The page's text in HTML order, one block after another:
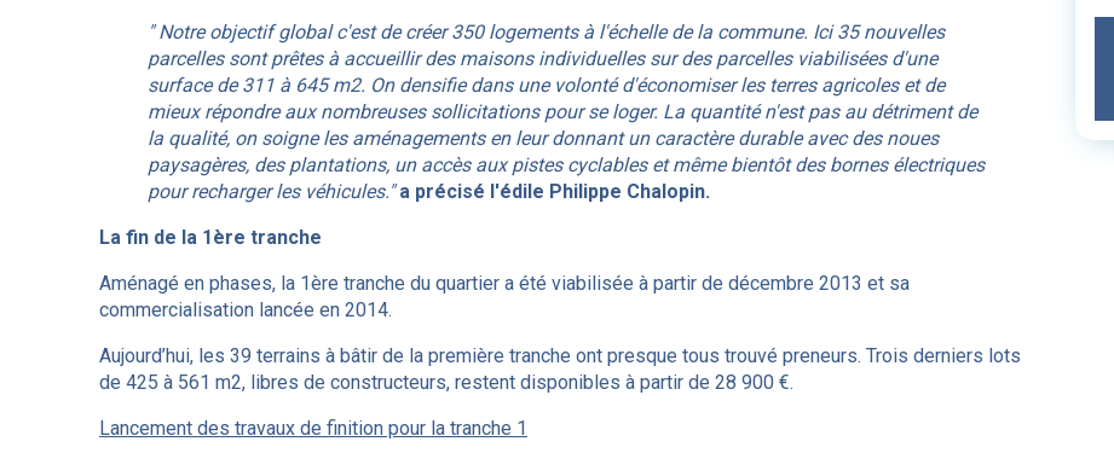
" Notre objectif global c'est de créer 350 logements à l'échelle de la commune. Ici 35 nouvelles
parcelles sont prêtes à accueillir des maisons individuelles sur des parcelles viabilisées d'une
surface de 311 à 645 m2. On densifie dans une volonté d'économiser les terres agricoles et de
mieux répondre aux nombreuses sollicitations pour se loger. La quantité n'est pas au détriment de
la qualité, on soigne les aménagements en leur donnant un caractère durable avec des noues
paysagères, des plantations, un accès aux pistes cyclables et même bientôt des bornes électriques
pour recharger les véhicules."a précisé l'édile Philippe Chalopin.
La fin de la 1ère tranche
Aménagé en phases, la 1ère tranche du quartier a été viabilisée à partir de décembre 2013 et sa
commercialisation lancée en 2014.
Aujourd’hui, les 39 terrains à bâtir de la première tranche ont presque tous trouvé preneurs. Trois derniers lots
de 425 à 561 m2, libres de constructeurs, restent disponibles à partir de 28 900 €.
Lancement des travaux de finition pour la tranche 1